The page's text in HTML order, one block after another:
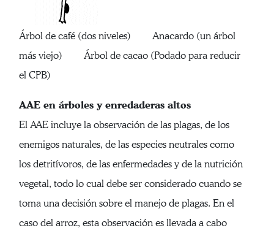
Árbol de café (dos niveles) Anacardo (un árbol
más viejo) Árbol de cacao (Podado para reducir
el CPB)
AAE en árboles y enredaderas altos
El AAE incluye la observación de las plagas, de los
enemigos naturales, de las especies neutrales como
los detritívoros, de las enfermedades y de la nutrición
vegetal, todo lo cual debe ser considerado cuando se
toma una decisión sobre el manejo de plagas. En el
caso del arroz, esta observación es llevada a cabo